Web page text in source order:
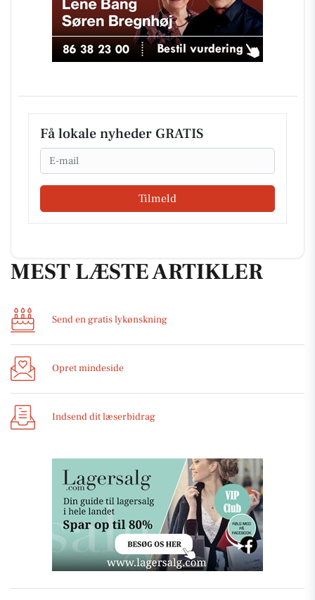
Få lokale nyheder GRATIS
Email
Tilmeld
MEST LÆSTE ARTIKLER
Send en gratis lykønskning
Opret mindeside
Indsend dit læserbidrag